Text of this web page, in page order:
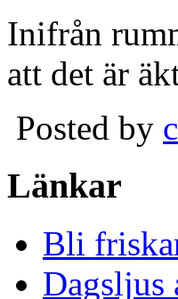
Inifrån
att det är
Posted by
Länkar
Bli
Dagsljus